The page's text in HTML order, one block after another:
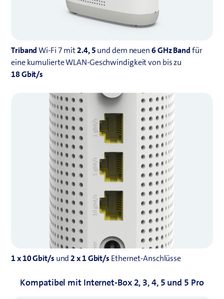
TribandWi-Fi 7 mit2.4, 5und dem neuen6 GHz Bandfür
eine kumulierte WLAN-Geschwindigkeit von bis zu
18 Gbit/s
1 x 10 Gbit/s und2 x 1 Gbit/s Ethernet‑Anschlüsse
Kompatibel mit Internet-Box 2, 3, 4, 5 und 5 Pro